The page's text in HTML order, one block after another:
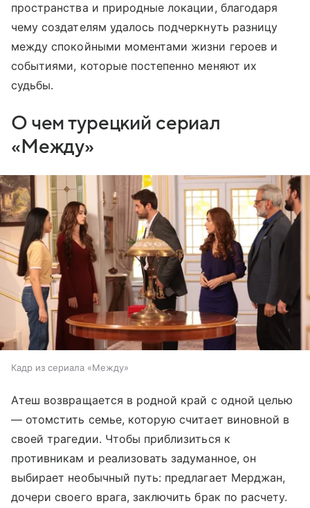
пространства и природные локации, благодаря
чему создателям удалось подчеркнуть разницу
между спокойными моментами жизни героев и
событиями, которые постепенно меняют их
судьбы.
О чем турецкий сериал
«Между»
Кадр из сериала «Между»
Атеш возвращается в родной край с одной целью
— отомстить семье, которую считает виновной в
своей трагедии. Чтобы приблизиться к
противникам и реализовать задуманное, он
выбирает необычный путь: предлагает Мерджан,
дочери своего врага, заключить брак по расчету.